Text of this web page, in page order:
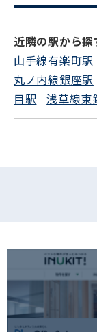
近隣の駅から探
山手線有楽町駅
丸ノ内線銀座駅
目駅
浅草線東